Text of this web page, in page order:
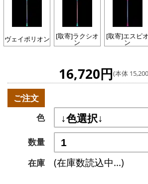
ヴェイポリオン [取寄]ラクシオ
ン
[取寄]エスピオ
ン
16,720円(本体
ご注文
色
数量
在庫
(在庫数読込中...)